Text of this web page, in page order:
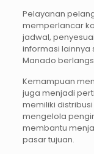
Pelayanan
memperlancar
jadwal,
informasi lainnya
Manado
Kemampuan
juga menjadi
memiliki
mengelola
membantu
pasar tujuan.